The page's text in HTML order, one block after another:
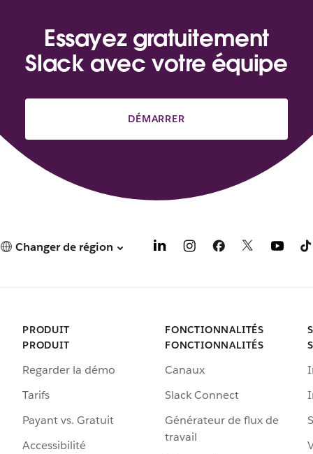
Essayez gratuitement
Slack avec votre équipe
DÉMARRER
Changer de région
PRODUIT
PRODUIT
Regarder la démo
Tarifs
Payant vs. Gratuit
Accessibilité
FONCTIONNALITÉS
FONCTIONNALITÉS
Canaux
Slack Connect
Générateur de flux de
travail